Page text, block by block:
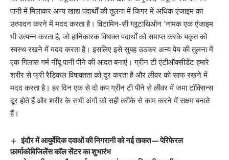
पानी में मिलाकर अन्य खाद्य पदार्थों की तुलना में जिगर में अधिक एंजाइम का
उत्पादन करने में मदद करता है। विटामिन-सी ग्लूटाथिओन ’नामक एक एंजाइम
भी उत्पन्न करता है, जो हानिकारक विषाक्त पदार्थों को समाप्त करके यकृत को
स्वस्थ रखने में मदद करता है। इसलिए इसे सुबह उठकर अन्य पेय की तुलना में
एक गिलास गर्म नींबू पानी पीने की आदत बनाएं। ग्रीन टी एंटीऑक्सीडेंट हमारे
शरीर से फ्री रैडिकल विषाक्तता को दूर करता है और लीवर को साफ रखने में
मदद करता है। हर दिन एक से दो कप ग्रीन टी पीने से लीवर में जमा टॉक्सिन्स
दूर होते हैं और शरीर के सभी अंगों को सही तरीके से काम करने में सक्षम बनाते
हैं।
इंदौर में आयुर्वेदिक दवाओं की निगरानी को नई ताकत — पेरिफेरल
फ़ार्माकोविजिलेंस कॉल सेंटर का शुभारंभ